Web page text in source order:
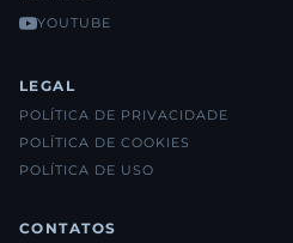
YOUTUBE
LEGAL
POLÍTICA DE PRIVACIDADE
POLÍTICA DE COOKIES
POLÍTICA DE USO
CONTATOS